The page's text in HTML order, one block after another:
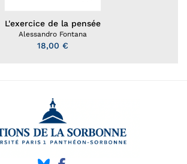
L'exercice de la pensée
Alessandro Fontana
18,00 €